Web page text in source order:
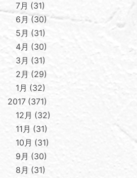
7月
31
6月
30
5月
31
4月
30
3月
31
2月
29
1月
32
2017 371
12月
32
11月
31
10月
31
9月
30
8月
31